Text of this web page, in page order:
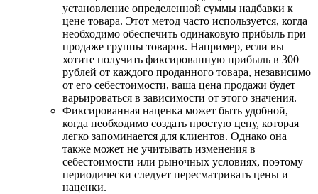
установление определенной суммы надбавки к
цене товара. Этот метод часто используется, когда
необходимо обеспечить одинаковую прибыль при
продаже группы товаров. Например, если вы
хотите получить фиксированную прибыль в 300
рублей от каждого проданного товара, независимо
от его себестоимости, ваша цена продажи будет
варьироваться в зависимости от этого значения.
Фиксированная наценка может быть удобной,
когда необходимо создать простую цену, которая
легко запоминается для клиентов. Однако она
также может не учитывать изменения в
себестоимости или рыночных условиях, поэтому
периодически следует пересматривать цены и
наценки.